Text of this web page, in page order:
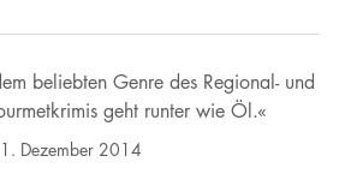
beliebten Genre des Regional- und
geht runter wie Öl.«
Dezember 2014